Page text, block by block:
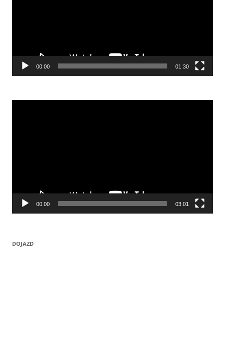
00:00 01:30
Odtwarzacz
00:00 03:01
DOJAZD